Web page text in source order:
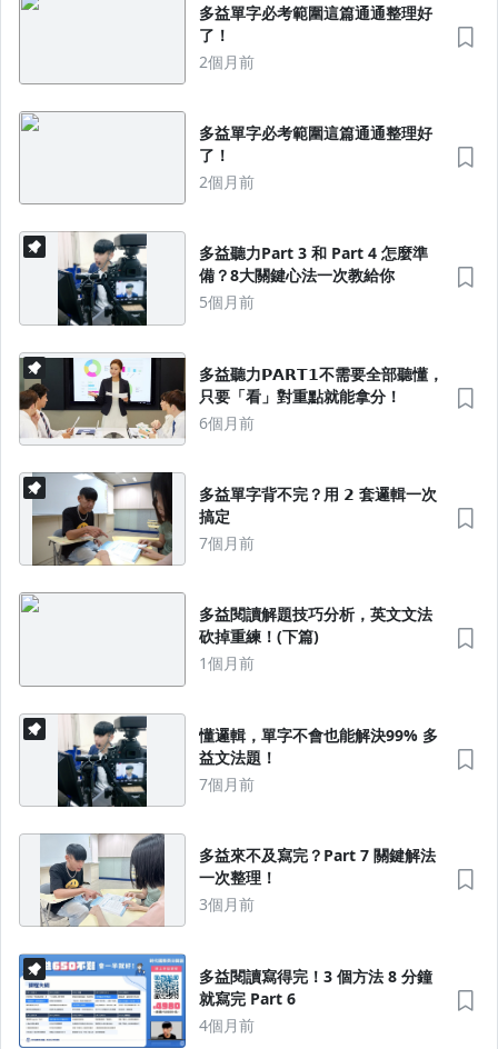
多益單字必考範圍這篇通通整理好
了！
2個月前
多益單字必考範圍這篇通通整理好
了！
2個月前
多益聽力Part 3 和 Part 4 怎麼準
備？8大關鍵心法一次教給你
5個月前
多益聽力𝗣𝗔𝗥𝗧𝟭不需要全部聽懂，
只要「看」對重點就能拿分！
6個月前
多益單字背不完？用 𝟮 套邏輯一次
搞定
7個月前
多益閱讀解題技巧分析，英文文法
砍掉重練！(下篇)
1個月前
懂邏輯，單字不會也能解決99% 多
益文法題！
7個月前
多益來不及寫完？Part 7 關鍵解法
一次整理！
3個月前
多益閱讀寫得完！3 個方法 8 分鐘
就寫完 Part 6
4個月前